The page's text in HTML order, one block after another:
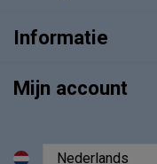
Informatie
Mijn account